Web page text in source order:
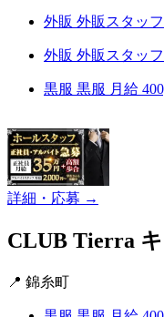
外販 外販スタッフ
外販 外販スタッフ
黒服 黒服 月給
詳細・応募 →
CLUB Tierra
📍 錦糸町